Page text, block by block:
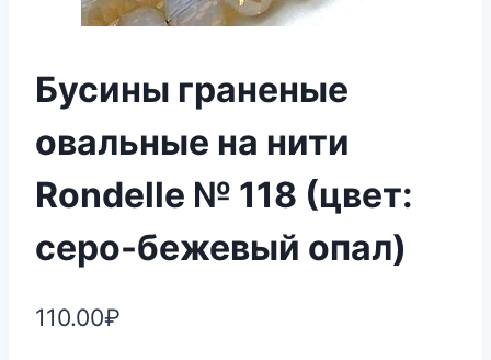
Бусины граненые
овальные на нити
Rondelle № 118 (цвет:
серо-бежевый опал)
110.00₽